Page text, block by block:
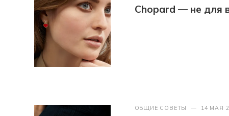
Chopard — не для
ОБЩИЕ СОВЕТЫ — 14 МАЯ